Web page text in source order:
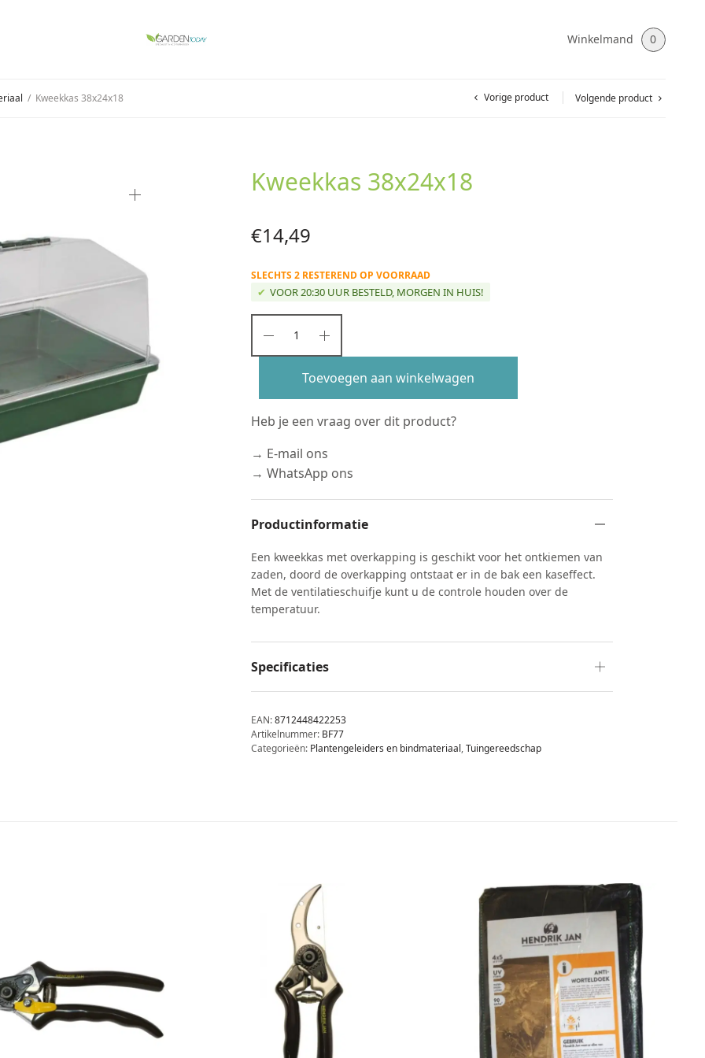
Winkelmand 0
/ Kweekkas 38x24x18 Vorige product Volgende product
Kweekkas 38x24x18
€14,49
SLECHTS 2 RESTEREND OP VOORRAAD
VOOR 20:30 UUR BESTELD, MORGEN IN HUIS!
Toevoegen aan winkelwagen
Heb je een vraag over dit product?
→ E-mail ons
→ WhatsApp ons
Productinformatie
Een kweekkas met overkapping is geschikt voor het ontkiemen van
zaden, doord de overkapping ontstaat er in de bak een kaseffect.
Met de ventilatieschuifje kunt u de controle houden over de
temperatuur.
Specificaties
EAN:8712448422253
Artikelnummer: BF77
Categorieën: Plantengeleiders en bindmateriaal,Tuingereedschap